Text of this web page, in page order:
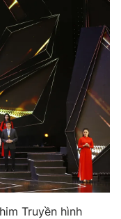
Truyền hình